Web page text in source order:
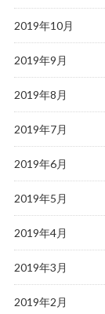
2019年10月
2019年9月
2019年8月
2019年7月
2019年6月
2019年5月
2019年4月
2019年3月
2019年2月